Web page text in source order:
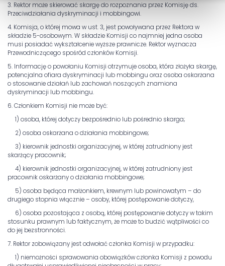
3. Rektor może skierować skargę do rozpoznania przez Komisję ds.
Przeciwdziałania dyskryminacji i mobbingowi.
4. Komisja, o której mowa w ust. 3, jest powoływana przez Rektora w
składzie 5-osobowym. W składzie Komisji co najmniej jedna osoba
musi posiadać wykształcenie wyższe prawnicze. Rektor wyznacza
Przewodniczącego spośród członków Komisji.
5. Informację o powołaniu Komisji otrzymuje osoba, która złożyła skargę,
potencjalna ofiara dyskryminacji lub mobbingu oraz osoba oskarżana
o stosowanie działań lub zachowań noszących znamiona
dyskryminacji lub mobbingu.
6. Członkiem Komisji nie może być:
1) osoba, której dotyczy bezpośrednio lub pośrednio skarga;
2) osoba oskarżana o działania mobbingowe;
3) kierownik jednostki organizacyjnej, w której zatrudniony jest
skarżący pracownik;
4) kierownik jednostki organizacyjnej, w której zatrudniony jest
pracownik oskarżany o działania mobbingowe;
5) osoba będąca małżonkiem, krewnym lub powinowatym – do
drugiego stopnia włącznie – osoby, której postępowanie dotyczy,
6) osoba pozostająca z osobą, której postępowanie dotyczy w takim
stosunku prawnym lub faktycznym, że może to budzić wątpliwości co
do jej bezstronności.
7. Rektor zobowiązany jest odwołać członka Komisji w przypadku:
1) niemożności sprawowania obowiązków członka Komisji z powodu